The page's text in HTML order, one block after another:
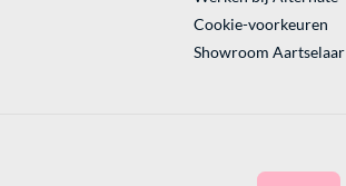
Cookie-voorkeuren
Showroom Aartselaar